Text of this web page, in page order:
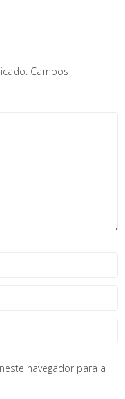
Campos
navegador para a